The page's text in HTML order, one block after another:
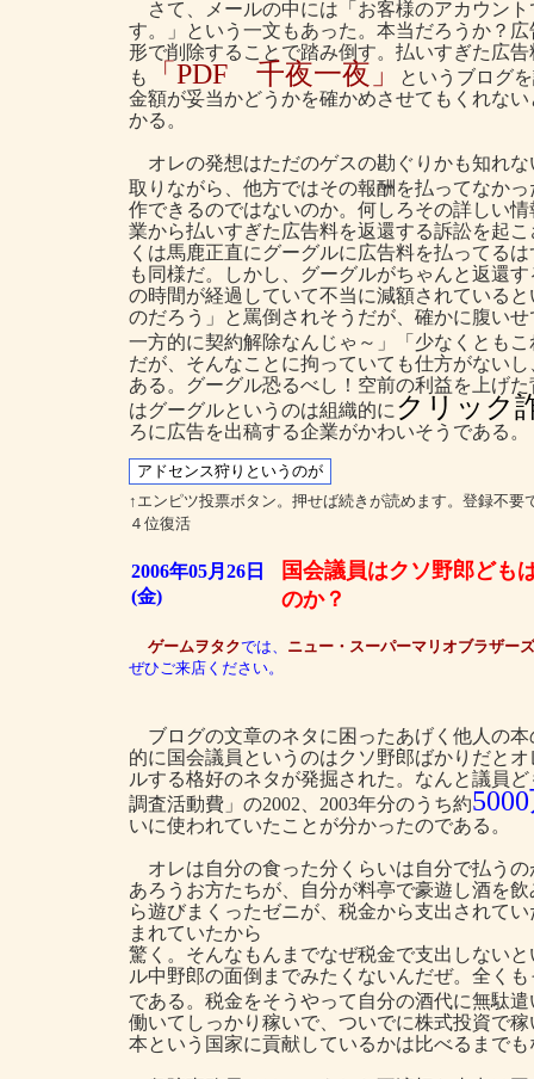
さて、メールの中には「お客様のアカウン
す。」という一文もあった。本当だろうか？
形で削除することで踏み倒す。払いすぎた広
も
「PDF 千夜一夜」
というブログ
金額が妥当かどうかを確かめさせてもくれな
かる。
オレの発想はただのゲスの勘ぐりかも知れ
取りながら、他方ではその報酬を払ってなかっ
作できるのではないのか。何しろその詳しい
業から払いすぎた広告料を返還する訴訟を起
くは馬鹿正直にグーグルに広告料を払ってる
も同様だ。しかし、グーグルがちゃんと返還
の時間が経過していて不当に減額されている
のだろう」と罵倒されそうだが、確かに腹い
一方的に契約解除なんじゃ～」「少なくとも
だが、そんなことに拘っていても仕方がない
ある。グーグル恐るべし！空前の利益を上げ
はグーグルというのは組織的に クリック
ろに広告を出稿する企業がかわいそうである。
↑エンピツ投票ボタン。押せば続きが読めます。登録不要
４位復活
2006年05月26日
(金)
国会議員はクソ野郎ども
のか？
ゲームヲタクでは、 ニュー・スーパーマリオブラザーズ
ぜひご来店ください。
ブログの文章のネタに困ったあげく他人の本
的に国会議員というのはクソ野郎ばかりだと
ルする格好のネタが発掘された。なんと議員
調査活動費」の2002、2003年分のうち約
いに使われていたことが分かったのである。
オレは自分の食った分くらいは自分で払う
あろうお方たちが、自分が料亭で豪遊し酒を
ら遊びまくったゼニが、税金から支出されて
まれていたから
驚く。そんなもんまでなぜ税金で支出しない
ル中野郎の面倒までみたくないんだぜ。全く
である。税金をそうやって自分の酒代に無駄
働いてしっかり稼いで、ついでに株式投資で
本という国家に貢献しているかは比べるまで